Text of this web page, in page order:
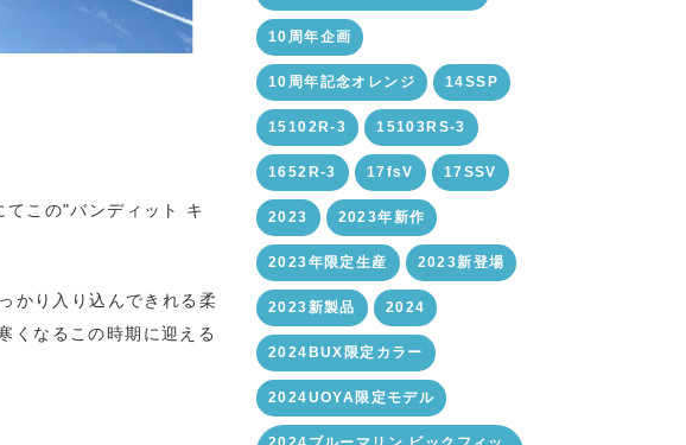
この"バンディット キ
かり入り込んできれる柔
くなるこの時期に迎える
10周年企画
10周年記念オレンジ 14SSP
15102R-3 15103RS-3
1652R-3 17fsV 17SSV
2023 2023年新作
2023年限定生産 2023新登場
2023新製品 2024
2024BUX限定カラー
2024UOYA限定モデル